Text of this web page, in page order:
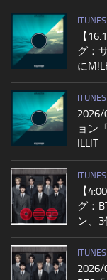
【
グ：
に
2026/
ョン
ILLIT
【
グ：
ン、3
2026/